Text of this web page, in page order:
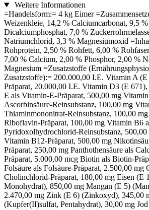
Weitere Informationen
=Handelsform:= 4 kg Eimer
Weizenkleie, 14,2 % Calciumcarbonat, 9,5
Dicalciumphosphat, 7,0 %
Natriumchlorid, 3,3 % Magnesiumoxid
Rohprotein, 2,50 % Rohfett, 6,00 %
7,00 % Calcium, 2,00 % Phosphor, 2,00 %
Magnesium =Zusatzstoffe
Zusatzstoffe):= 200.000,00 I.E. Vitamin A
Präparat, 20.000,00 I.E. Vitamin D3 (E
E als Vitamin-E-Präparat, 500,00 mg
Ascorbinsäure-Reinsubstanz, 100,00 mg
Thiaminmononitrat-Reinsubstanz, 100,00
Riboflavin-Präparat, 100,00 mg Vitamin B6
Pyridoxolhydrochlorid-Reinsubstanz,
Vitamin B12-Präparat, 500,00 mg
Präparat, 250,00 mg Panthothensäure als
Präparat, 5.000,00 mcg Biotin als Biotin-
Folsäure als Folsäure-Präparat, 2.500,00 mg
Cholinchlorid-Präparat, 180,00 mg Eisen (E
Monohydrat), 850,00 mg Mangan (E 5)
2.470,00 mg Zink (E 6) (Zinkoxyd), 345,00
(Kupfer(II)sulfat, Pentahydrat), 30,00 mg